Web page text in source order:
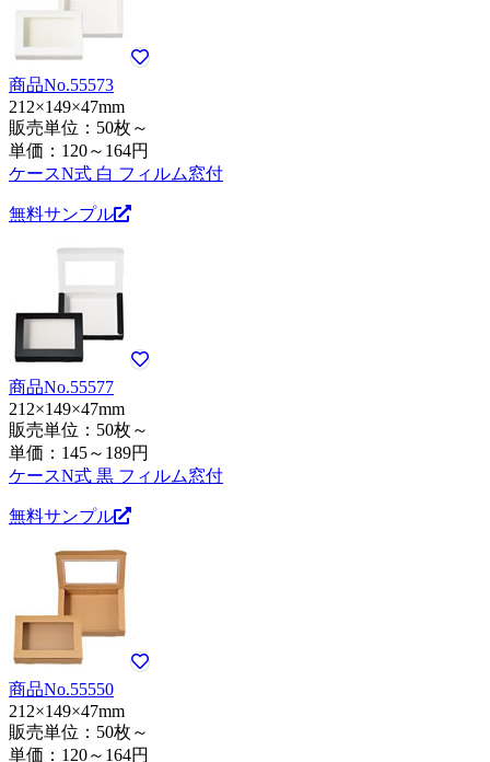
商品No.55573
212×149×47mm
販売単位：50枚～
単価： 120～164円
ケースN式 白 フィルム窓付
無料サンプル
商品No.55577
212×149×47mm
販売単位：50枚～
単価： 145～189円
ケースN式 黒 フィルム窓付
無料サンプル
商品No.55550
212×149×47mm
販売単位：50枚～
単価： 120～164円